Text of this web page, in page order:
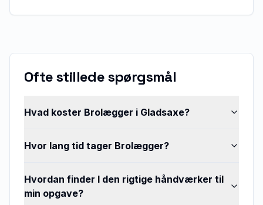
Ofte stillede spørgsmål
Hvad koster Brolægger i Gladsaxe?
Hvor lang tid tager Brolægger?
Hvordan finder I den rigtige håndværker til
min opgave?